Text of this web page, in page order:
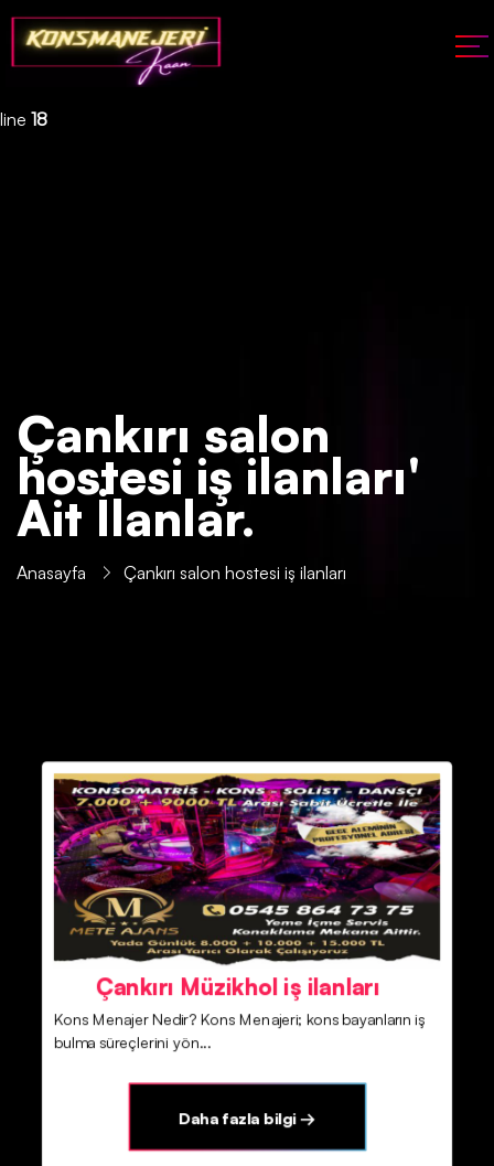
Deprecated: json_decode(): Passing null to parameter #1 ($json)
of type string is deprecated in
/home/konsmenajericom/public_html/api/kontrol/etiket.php
line 18
Çankırı salon
hostesi iş ilanları'
Ait İlanlar.
Anasayfa Çankırı salon hostesi iş ilanları
Çankırı Müzikhol iş ilanları
Kons Menajer Nedir? Kons Menajeri; kons bayanların iş
bulma süreçlerini yön...
Daha fazla bilgi →